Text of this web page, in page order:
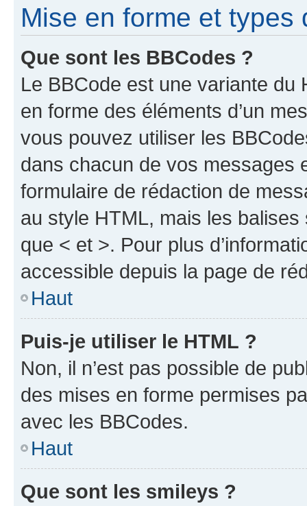
Mise en forme et types
Que sont les BBCodes ?
Le BBCode est une variante du
en forme des éléments d’un
vous pouvez utiliser les
dans chacun de vos messages
formulaire de rédaction de
au style HTML, mais les
que < et >. Pour plus
accessible depuis la page de
Haut
Puis-je utiliser le HTML ?
Non, il n’est pas possible de
des mises en forme permises
avec les BBCodes.
Haut
Que sont les smileys ?